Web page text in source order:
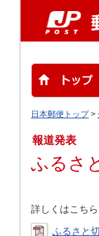
日本郵便トップ>
報道発表
ふるさ
詳しくはこちら
ふるさと